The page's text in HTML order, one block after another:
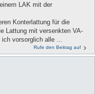
LAK mit der
Konterlattung für die
Lattung mit versenkten VA-
vorsorglich alle ...
Rufe den Beitrag auf